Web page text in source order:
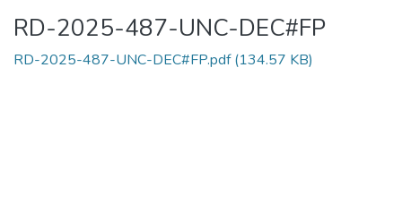
RD-2025-487-UNC-DEC#FP
RD-2025-487-UNC-DEC#FP.pdf(134.57 KB)